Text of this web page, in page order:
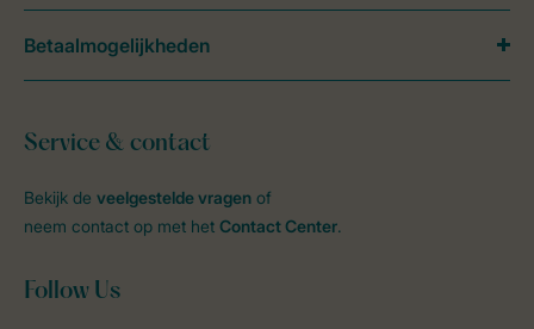
Service & contact
Bekijk de veelgestelde vragen of
neem contact op met het Contact Center.
Follow Us
Betaalmogelijkheden